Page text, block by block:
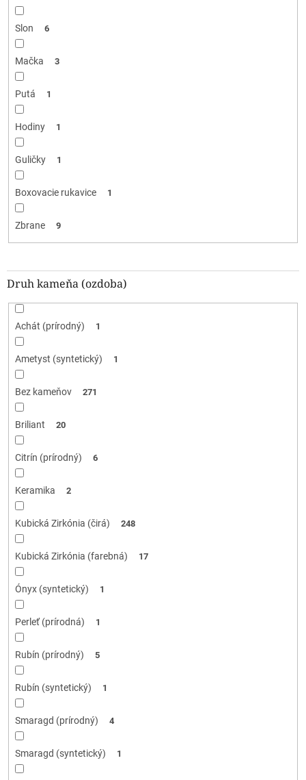
Slon 6
Mačka 3
Putá 1
Hodiny 1
Guličky 1
Boxovacie rukavice 1
Zbrane 9
Druh kameňa (ozdoba)
Achát (prírodný) 1
Ametyst (syntetický) 1
Bez kameňov 271
Briliant 20
Citrín (prírodný) 6
Keramika 2
Kubická Zirkónia (čirá) 248
Kubická Zirkónia (farebná) 17
Ónyx (syntetický) 1
Perleť (prírodná) 1
Rubín (prírodný) 5
Rubín (syntetický) 1
Smaragd (prírodný) 4
Smaragd (syntetický) 1